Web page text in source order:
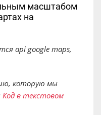
масштабом
на
api google maps,
которую мы
Код в текстовом